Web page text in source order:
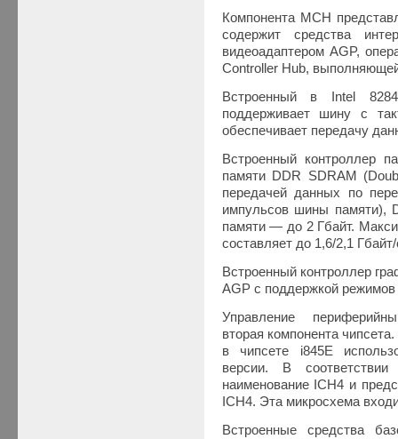
Компонента MCH
содержит средства
видеоадаптером AGP,
Controller Hub,
Встроенный в Intel
поддерживает шину с
обеспечивает передачу
Встроенный контроллер
памяти DDR SDRAM
передачей данных по
импульсов шины памяти),
памяти — до 2 Гбайт.
составляет до 1,6/2,1
Встроенный контроллер
AGP с поддержкой
Управление
вторая компонента
в чипсете i845E
версии. В
наименование ICH4 и
ICH4. Эта микросхема
Встроенные средства